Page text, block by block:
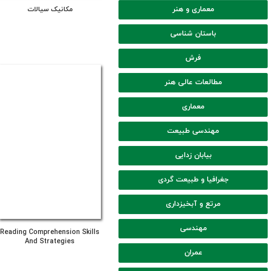
معماری و هنر
باستان شناسی
فرش
مطالعات عالی هنر
معماری
مهندسی طبیعت
بیابان زدایی
جغرافیا و طبیعت گردی
مرتع و آبخیزداری
مهندسی
عمران
مکانیک سیالات
Reading Comprehension Skills
And Strategies